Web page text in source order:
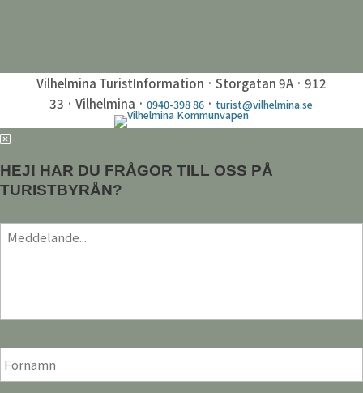
Vilhelmina TuristInformation · Storgatan 9A · 912
33 · Vilhelmina ·0940-398 86 · turist@vilhelmina.se
HEJ! HAR DU FRÅGOR TILL OSS PÅ
TURISTBYRÅN?
Meddelande
För-
och
efternamn *